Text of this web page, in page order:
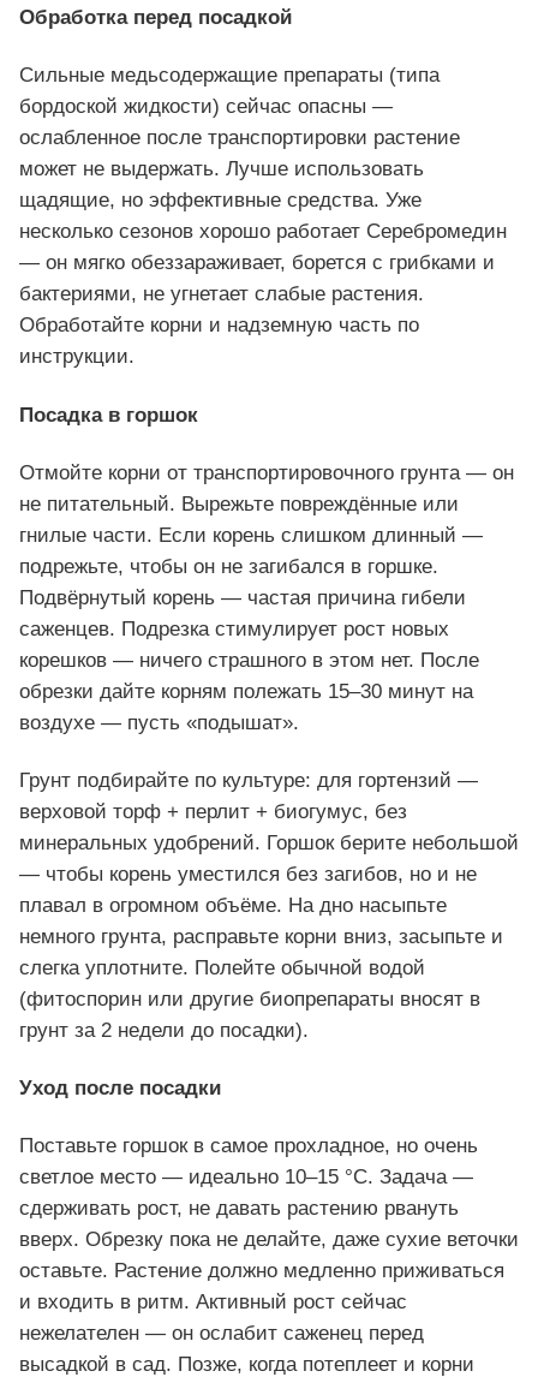
Обработка перед посадкой
Сильные медьсодержащие препараты (типа
бордоской жидкости) сейчас опасны —
ослабленное после транспортировки растение
может не выдержать. Лучше использовать
щадящие, но эффективные средства. Уже
несколько сезонов хорошо работает Серебромедин
— он мягко обеззараживает, борется с грибками и
бактериями, не угнетает слабые растения.
Обработайте корни и надземную часть по
инструкции.
Посадка в горшок
Отмойте корни от транспортировочного грунта — он
не питательный. Вырежьте повреждённые или
гнилые части. Если корень слишком длинный —
подрежьте, чтобы он не загибался в горшке.
Подвёрнутый корень — частая причина гибели
саженцев. Подрезка стимулирует рост новых
корешков — ничего страшного в этом нет. После
обрезки дайте корням полежать 15–30 минут на
воздухе — пусть «подышат».
Грунт подбирайте по культуре: для гортензий —
верховой торф + перлит + биогумус, без
минеральных удобрений. Горшок берите небольшой
— чтобы корень уместился без загибов, но и не
плавал в огромном объёме. На дно насыпьте
немного грунта, расправьте корни вниз, засыпьте и
слегка уплотните. Полейте обычной водой
(фитоспорин или другие биопрепараты вносят в
грунт за 2 недели до посадки).
Уход после посадки
Поставьте горшок в самое прохладное, но очень
светлое место — идеально 10–15 °C. Задача —
сдерживать рост, не давать растению рвануть
вверх. Обрезку пока не делайте, даже сухие веточки
оставьте. Растение должно медленно приживаться
и входить в ритм. Активный рост сейчас
нежелателен — он ослабит саженец перед
высадкой в сад. Позже, когда потеплеет и корни